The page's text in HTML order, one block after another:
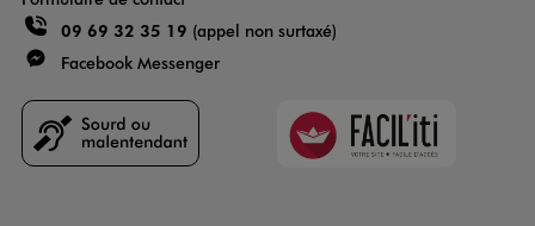
09 69 32 35 19 (appel non surtaxé)
Facebook Messenger
Faciliti